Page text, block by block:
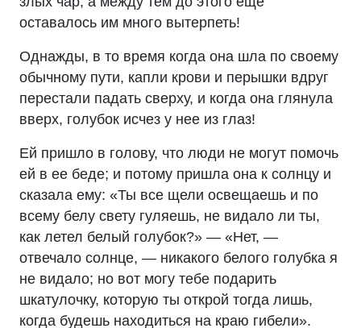
оставалось им много вытерпеть!
Однажды, в то время когда она шла по своему
обычному пути, капли крови и перышки вдруг
перестали падать сверху, и когда она глянула
вверх, голубок исчез у нее из глаз!
Ей пришло в голову, что люди не могут помочь
ей в ее беде; и потому пришла она к солнцу и
сказала ему: «Ты все щели освещаешь и по
всему белу свету гуляешь, не видало ли ты,
как летел белый голубок?» — «Нет, —
отвечало солнце, — никакого белого голубка я
не видало; но вот могу тебе подарить
шкатулочку, которую ты открой тогда лишь,
когда будешь находиться на краю гибели».